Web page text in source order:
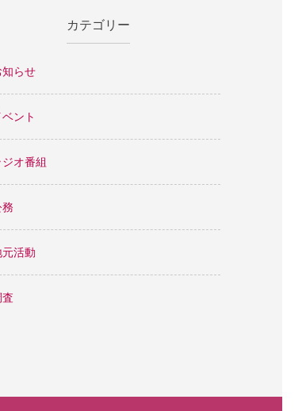
カテゴリー
知らせ
ント
ジオ番組
活動